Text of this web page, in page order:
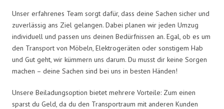
Unser erfahrenes Team sorgt dafür, dass deine Sachen sicher und
zuverlässig ans Ziel gelangen. Dabei planen wir jeden Umzug
individuell und passen uns deinen Bedürfnissen an. Egal, ob es um
den Transport von Möbeln, Elektrogeräten oder sonstigem Hab
und Gut geht, wir kümmern uns darum. Du musst dir keine Sorgen
machen – deine Sachen sind bei uns in besten Händen!
Unsere Beiladungsoption bietet mehrere Vorteile: Zum einen
sparst du Geld, da du den Transportraum mit anderen Kunden